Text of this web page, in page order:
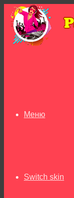
Меню
Switch skin